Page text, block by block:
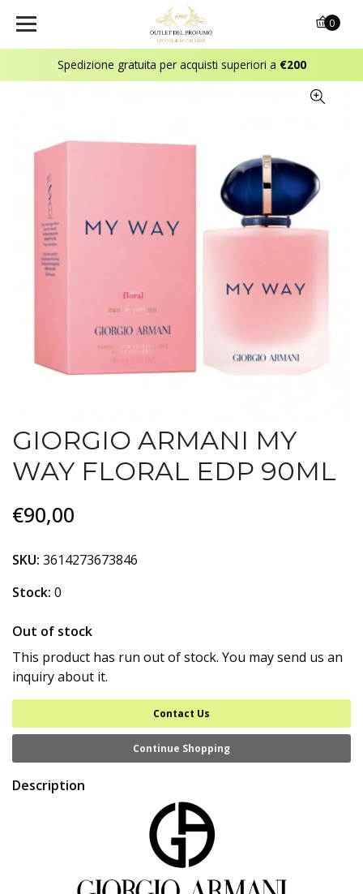
Spedizione gratuita per acquisti superiori a €200
0
GIORGIO ARMANI MY
WAY FLORAL EDP 90ML
€90,00
SKU: 3614273673846
Stock: 0
Out of stock
This product has run out of stock. You may send us an
inquiry about it.
Contact Us
Continue Shopping
Description